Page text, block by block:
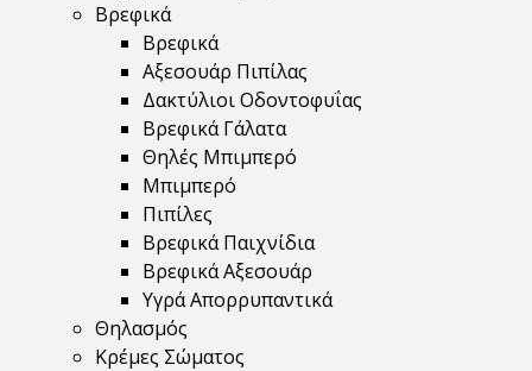
Βρεφικά
Βρεφικά
Αξεσουάρ Πιπίλας
Δακτύλιοι Οδοντοφυΐας
Βρεφικά Γάλατα
Θηλές Μπιμπερό
Μπιμπερό
Πιπίλες
Βρεφικά Παιχνίδια
Βρεφικά Αξεσουάρ
Υγρά Απορρυπαντικά
Θηλασμός
Κρέμες Σώματος